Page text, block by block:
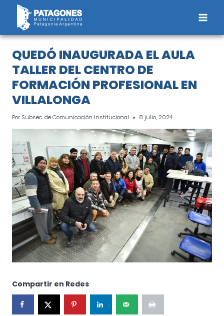
Saltar
contenido
QUEDÓ INAUGURADA EL AULA
TALLER DEL CENTRO DE
FORMACIÓN PROFESIONAL EN
VILLALONGA
Por Subsec. de Comunicación Institucional 8 julio, 2024
Compartir en Redes